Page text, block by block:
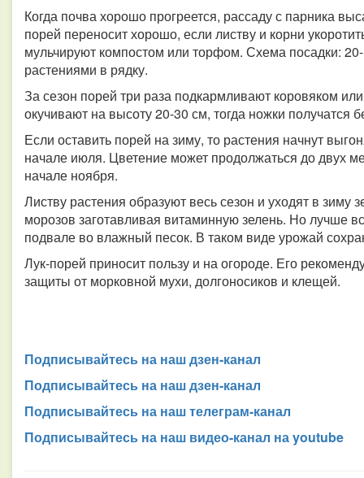
Когда почва хорошо прогреется, рассаду с парника
порей переносит хорошо, если листву и корни
мульчируют компостом или торфом. Схема посадки:
растениями в рядку.
За сезон порей три раза подкармливают коровяком
окучивают на высоту 20-30 см, тогда ножки
Если оставить порей на зиму, то растения начнут
начале июля. Цветение может продолжаться до двух
начале ноября.
Листву растения образуют весь сезон и уходят в
морозов заготавливая витаминную зелень. Но лучше
подвале во влажный песок. В таком виде урожай
Лук-порей приносит пользу и на огороде. Его
защиты от морковной мухи, долгоносиков и клещей.
Подписывайтесь на наш дзен-канал
Подписывайтесь на наш дзен-канал
Подписывайтесь на наш телеграм-канал
Подписывайтесь на наш видео-канал на youtube